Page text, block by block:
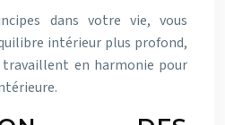
dans votre vie, vous
intérieur plus profond,
en harmonie pour